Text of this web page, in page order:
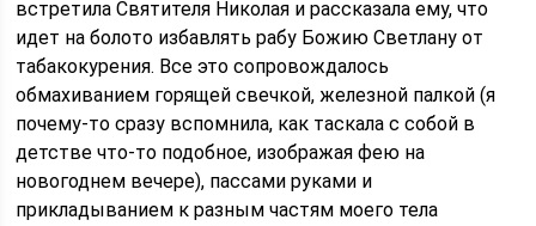
встретила Святителя Николая и рассказала ему, что
идет на болото избавлять рабу Божию Светлану от
табакокурения. Все это сопровождалось
обмахиванием горящей свечкой, железной палкой (я
почему-то сразу вспомнила, как таскала с собой в
детстве что-то подобное, изображая фею на
новогоднем вечере), пассами руками и
прикладыванием к разным частям моего тела